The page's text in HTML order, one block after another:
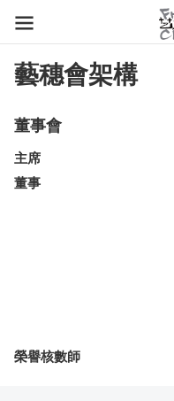
藝穗會架構
董事會
主席
董事
榮譽核數師